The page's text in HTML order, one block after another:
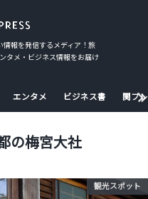
情報を発信するメディア！旅
タメ・ビジネス情報をお届け
エンタメ ビジネス書 関プ
の梅宮大社
観光スポット